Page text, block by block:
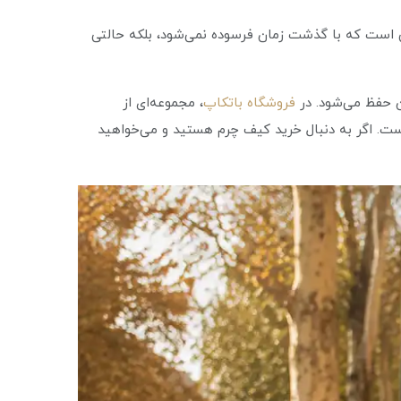
که با گذشت زمان فرسوده نمی‌شود، بلکه حالتی
حفظ می‌شود. در فروشگاه باتکاپ، مجموعه‌ای از
اگر به‌ دنبال خرید کیف چرم هستید و می‌خواهید